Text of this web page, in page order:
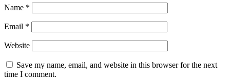
Name *
Email *
Website
Save my name, email, and website in this browser for the next
time I comment.